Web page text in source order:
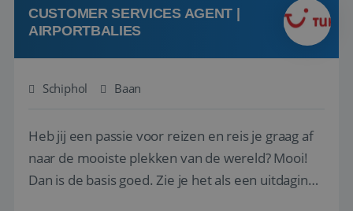
CUSTOMER SERVICES AGENT |
AIRPORTBALIES
Schiphol Baan
Heb jij een passie voor reizen en reis je graag af
naar de mooiste plekken van de wereld? Mooi!
Dan is de basis goed. Zie je het als een uitdaging